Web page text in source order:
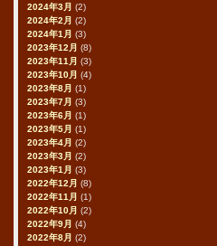
2024年3月 (2)
2024年2月 (2)
2024年1月 (3)
2023年12月 (8)
2023年11月 (3)
2023年10月 (4)
2023年8月 (1)
2023年7月 (3)
2023年6月 (1)
2023年5月 (1)
2023年4月 (2)
2023年3月 (2)
2023年1月 (3)
2022年12月 (8)
2022年11月 (1)
2022年10月 (2)
2022年9月 (4)
2022年8月 (2)